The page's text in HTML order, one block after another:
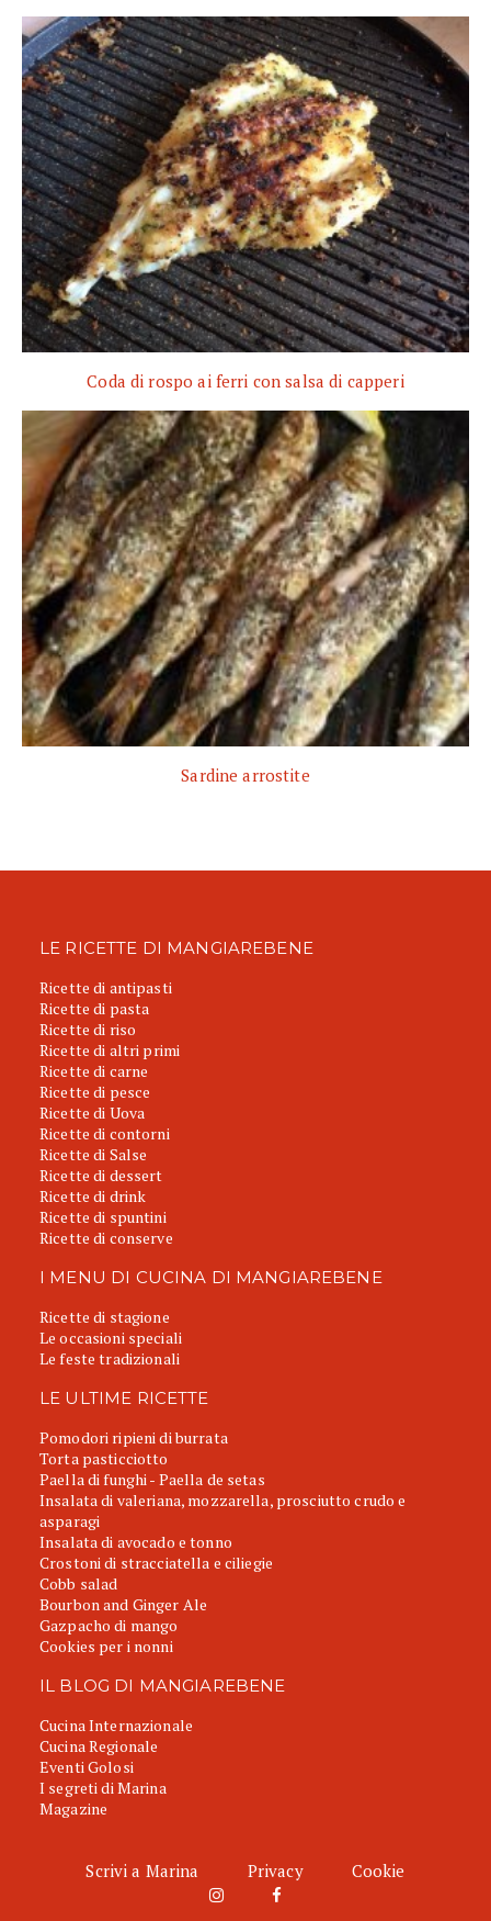
Coda di rospo ai ferri con salsa di capperi
Sardine arrostite
LE RICETTE DI MANGIAREBENE
Ricette di antipasti
Ricette di pasta
Ricette di riso
Ricette di altri primi
Ricette di carne
Ricette di pesce
Ricette di Uova
Ricette di contorni
Ricette di Salse
Ricette di dessert
Ricette di drink
Ricette di spuntini
Ricette di conserve
I MENU DI CUCINA DI MANGIAREBENE
Ricette di stagione
Le occasioni speciali
Le feste tradizionali
LE ULTIME RICETTE
Pomodori ripieni di burrata
Torta pasticciotto
Paella di funghi - Paella de setas
Insalata di valeriana, mozzarella, prosciutto crudo e
asparagi
Insalata di avocado e tonno
Crostoni di stracciatella e ciliegie
Cobb salad
Bourbon and Ginger Ale
Gazpacho di mango
Cookies per i nonni
IL BLOG DI MANGIAREBENE
Cucina Internazionale
Cucina Regionale
Eventi Golosi
I segreti di Marina
Magazine
Scrivi a Marina Privacy Cookie